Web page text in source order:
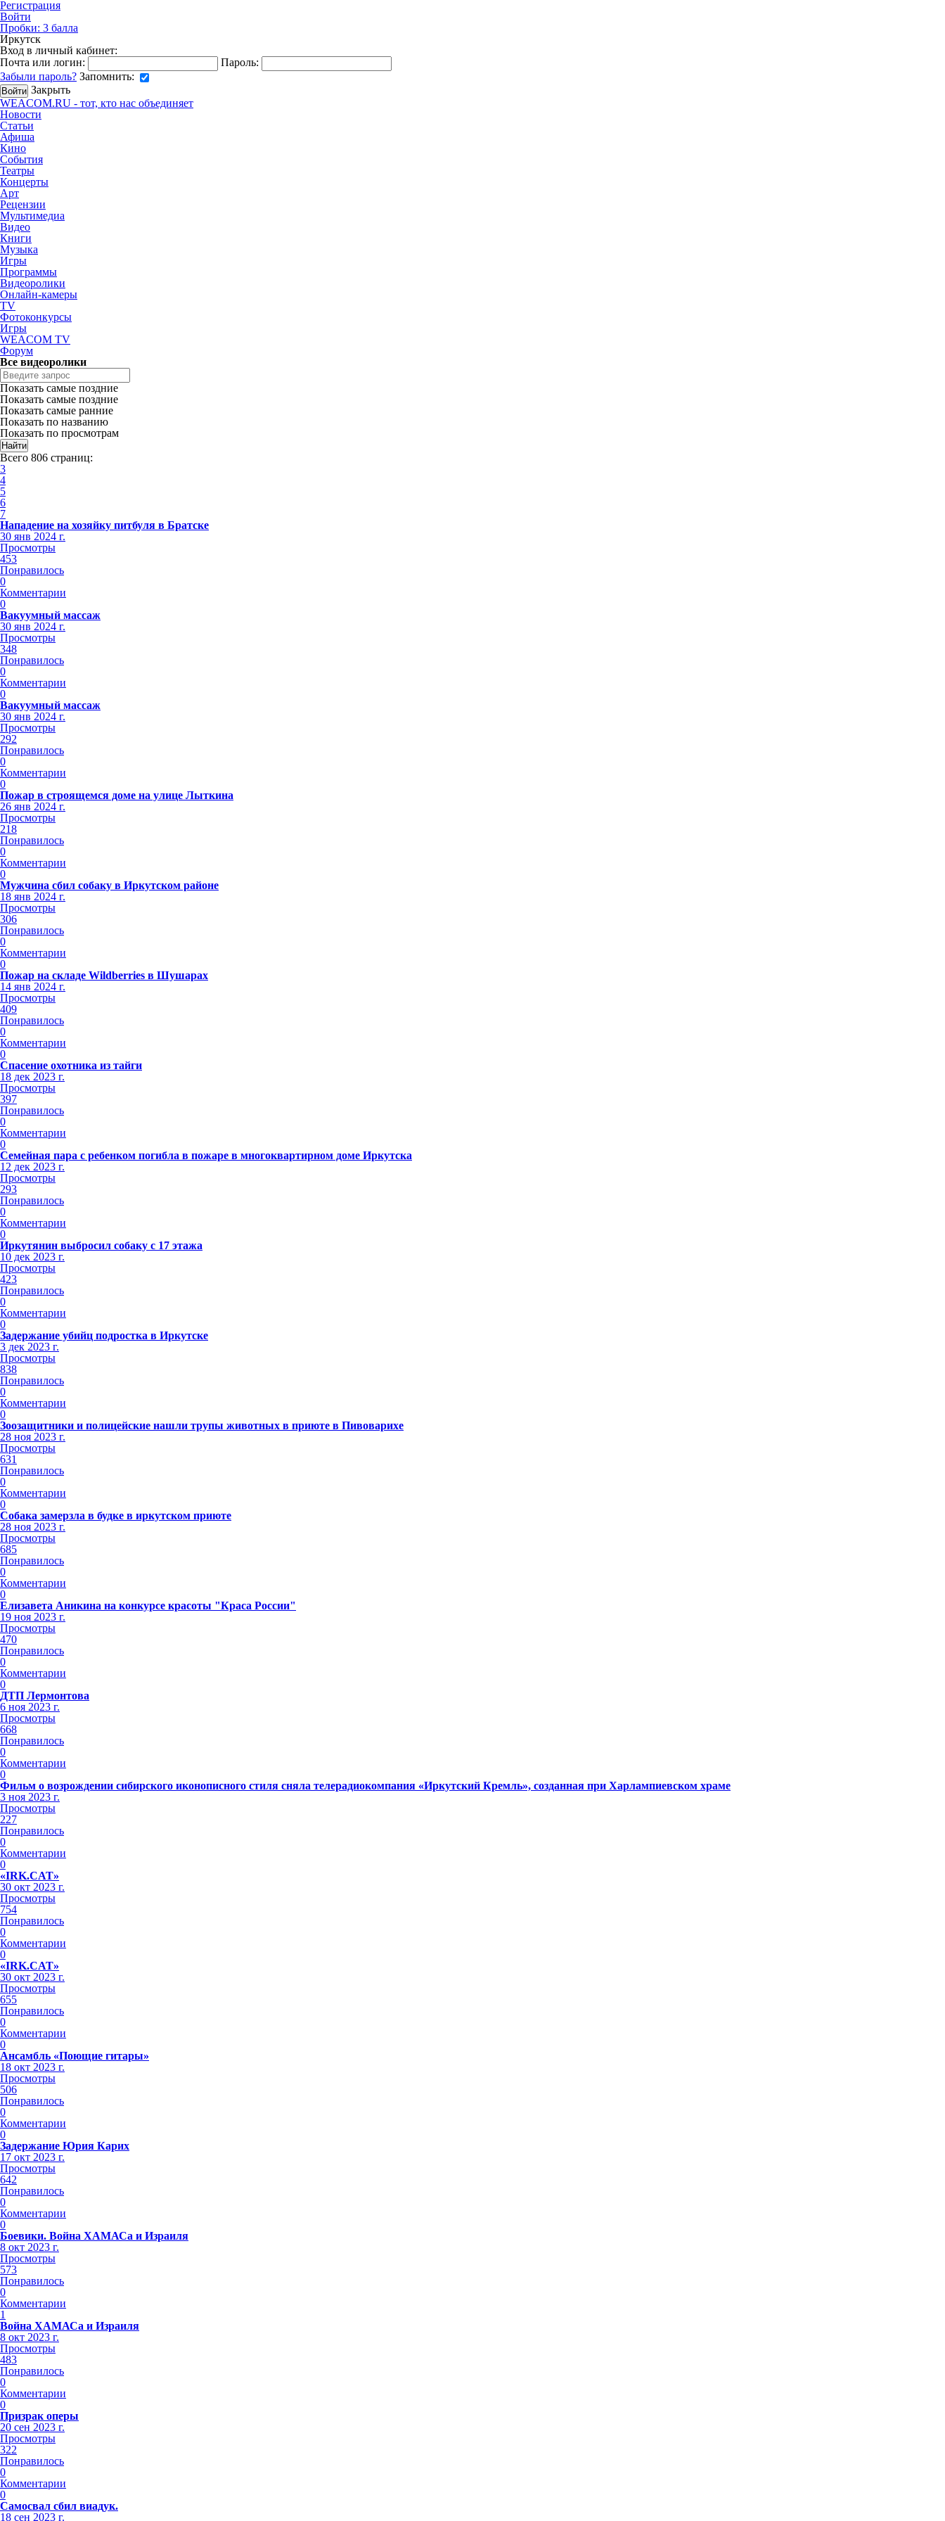
Регистрация
Войти
Пробки: 3 балла
Иркутск
Вход в личный кабинет:
Почта или логин:
Пароль:
Забыли пароль? Запомнить:
Закрыть
WEACOM.RU - тот, кто нас объединяет
Новости
Статьи
Афиша
Кино
События
Театры
Концерты
Арт
Рецензии
Мультимедиа
Видео
Книги
Музыка
Игры
Программы
Видеоролики
Онлайн-камеры
TV
Фотоконкурсы
Игры
WEACOM TV
Форум
Все видеоролики
Показать самые поздние
Показать самые поздние
Показать самые ранние
Показать по названию
Показать по просмотрам
Всего 806 страниц:
3
4
5
6
7
Нападение на хозяйку питбуля в Братске
30 янв 2024 г.
Просмотры
453
Понравилось
0
Комментарии
0
Вакуумный массаж
30 янв 2024 г.
Просмотры
348
Понравилось
0
Комментарии
0
Вакуумный массаж
30 янв 2024 г.
Просмотры
292
Понравилось
0
Комментарии
0
Пожар в строящемся доме на улице Лыткина
26 янв 2024 г.
Просмотры
218
Понравилось
0
Комментарии
0
Мужчина сбил собаку в Иркутском районе
18 янв 2024 г.
Просмотры
306
Понравилось
0
Комментарии
0
Пожар на складе Wildberries в Шушарах
14 янв 2024 г.
Просмотры
409
Понравилось
0
Комментарии
0
Спасение охотника из тайги
18 дек 2023 г.
Просмотры
397
Понравилось
0
Комментарии
0
Семейная пара с ребенком погибла в пожаре в многоквартирном доме Иркутска
12 дек 2023 г.
Просмотры
293
Понравилось
0
Комментарии
0
Иркутянин выбросил собаку с 17 этажа
10 дек 2023 г.
Просмотры
423
Понравилось
0
Комментарии
0
Задержание убийц подростка в Иркутске
3 дек 2023 г.
Просмотры
838
Понравилось
0
Комментарии
0
Зоозащитники и полицейские нашли трупы животных в приюте в Пивоварихе
28 ноя 2023 г.
Просмотры
631
Понравилось
0
Комментарии
0
Собака замерзла в будке в иркутском приюте
28 ноя 2023 г.
Просмотры
685
Понравилось
0
Комментарии
0
Елизавета Аникина на конкурсе красоты "Краса России"
19 ноя 2023 г.
Просмотры
470
Понравилось
0
Комментарии
0
ДТП Лермонтова
6 ноя 2023 г.
Просмотры
668
Понравилось
0
Комментарии
0
Фильм о возрождении сибирского иконописного стиля сняла телерадиокомпания «Иркутский Кремль», созданная при Харлампиевском храме
3 ноя 2023 г.
Просмотры
227
Понравилось
0
Комментарии
0
«IRK.CAT»
30 окт 2023 г.
Просмотры
754
Понравилось
0
Комментарии
0
«IRK.CAT»
30 окт 2023 г.
Просмотры
655
Понравилось
0
Комментарии
0
Ансамбль «Поющие гитары»
18 окт 2023 г.
Просмотры
506
Понравилось
0
Комментарии
0
Задержание Юрия Карих
17 окт 2023 г.
Просмотры
642
Понравилось
0
Комментарии
0
Боевики. Война ХАМАСа и Израиля
8 окт 2023 г.
Просмотры
573
Понравилось
0
Комментарии
1
Война ХАМАСа и Израиля
8 окт 2023 г.
Просмотры
483
Понравилось
0
Комментарии
0
Призрак оперы
20 сен 2023 г.
Просмотры
322
Понравилось
0
Комментарии
0
Самосвал сбил виадук.
18 сен 2023 г.